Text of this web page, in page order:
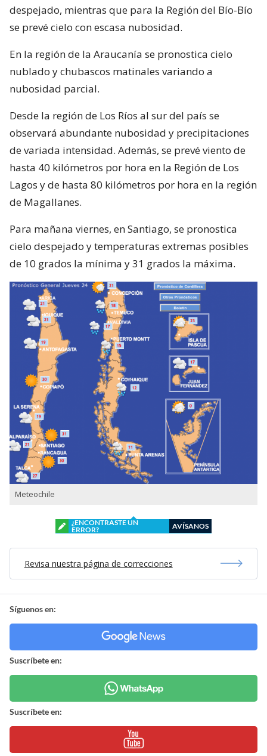
despejado, mientras que para la Región del Bío-Bío
se prevé cielo con escasa nubosidad.
En la región de la Araucanía se pronostica cielo
nublado y chubascos matinales variando a
nubosidad parcial.
Desde la región de Los Ríos al sur del país se
observará abundante nubosidad y precipitaciones
de variada intensidad. Además, se prevé viento de
hasta 40 kilómetros por hora en la Región de Los
Lagos y de hasta 80 kilómetros por hora en la región
de Magallanes.
Para mañana viernes, en Santiago, se pronostica
cielo despejado y temperaturas extremas posibles
de 10 grados la mínima y 31 grados la máxima.
Meteochile
¿ENCONTRASTE UN
ERROR?
AVÍSANOS
Revisa nuestra página de correcciones
Síguenos en:
Suscríbete en:
Suscríbete en: